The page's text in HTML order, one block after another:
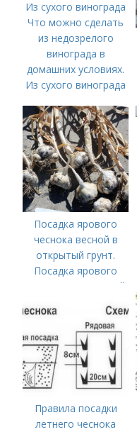
Что можно сделать
из недозрелого
винограда в
домашних условиях.
Из сухого винограда
Посадка ярового
чеснока весной в
открытый грунт.
Посадка ярового
чеснока в открытый
Правила посадки
летнего чеснока